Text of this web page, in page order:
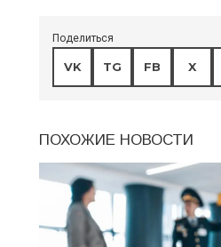
Поделиться
VK TG FB X
ПОХОЖИЕ НОВОСТИ